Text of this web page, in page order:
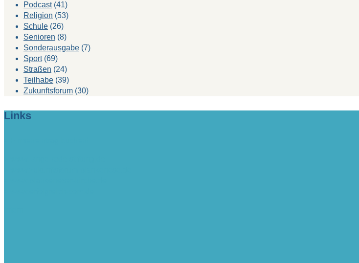
Podcast(41)
Religion (53)
Schule (26)
Senioren (8)
Sonderausgabe (7)
Sport(69)
Straßen (24)
Teilhabe (39)
Zukunftsforum (30)
Links